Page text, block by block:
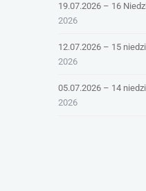
19.07.2026 – 16
2026
12.07.2026 – 15
2026
05.07.2026 – 14
2026